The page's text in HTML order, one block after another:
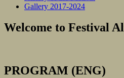
Gallery 2017-2024
Welcome to Festival
PROGRAM (ENG)